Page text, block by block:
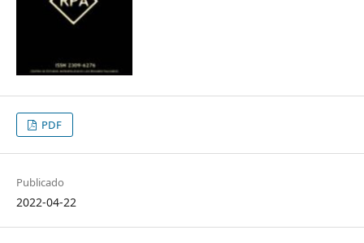
PDF
Publicado
2022-04-22